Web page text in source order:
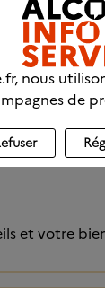
mais
logement
et nous
et votre
nous
de